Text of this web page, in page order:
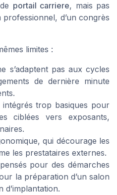
portail carriere, mais pas
professionnel, d’un congrès
limites :
s’adaptent pas aux cycles
de dernière minute
intégrés trop basiques pour
ciblées vers exposants,
qui décourage les
les prestataires externes.
pour des démarches
la préparation d’un salon
d’implantation.